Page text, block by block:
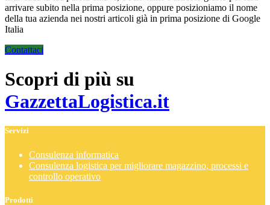
arrivare subito nella prima posizione, oppure posizioniamo il nome
della tua azienda nei nostri articoli già in prima posizione di Google
Italia
Contattaci
Scopri di più su
GazzettaLogistica.it
Servizi
Consulenza informatica
Consulenza logistica per migliorare magazzino, processi e
controllo operativo
Prodotti